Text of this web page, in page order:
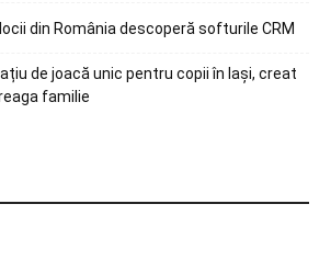
din România descoperă softurile CRM
de joacă unic pentru copii în Iași, creat
familie